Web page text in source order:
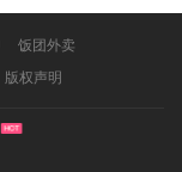
饭团外卖
版权声明